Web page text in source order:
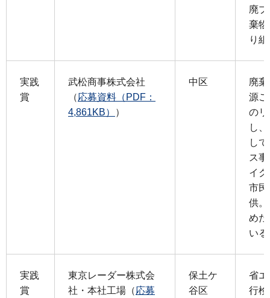
廃
棄
り
実践
賞
武松商事株式会社
（応募資料（PDF：
4,861KB）
）
中区
廃
源
の
し
し
ス
イ
市
供
め
い
実践
賞
東京レーダー株式会
社・本社工場（応募
保土ケ
谷区
省
行